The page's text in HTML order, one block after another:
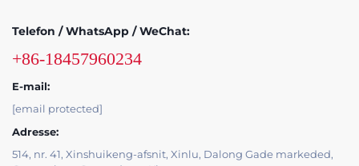
Telefon / WhatsApp / WeChat:
+86-18457960234
E-mail:
[email protected]
Adresse:
514, nr. 41, Xinshuikeng-afsnit, Xinlu, Dalong Gade markeded,